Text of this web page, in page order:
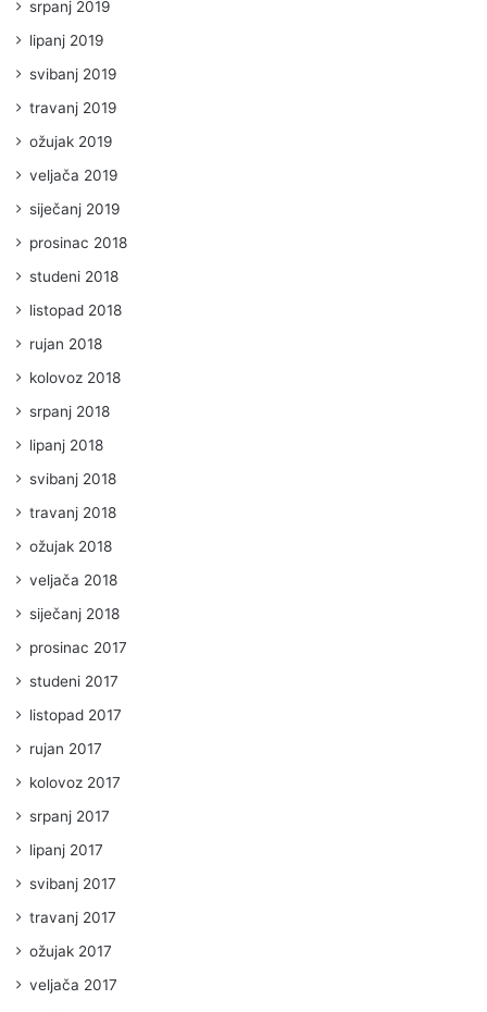
srpanj 2019
lipanj 2019
svibanj 2019
travanj 2019
ožujak 2019
veljača 2019
siječanj 2019
prosinac 2018
studeni 2018
listopad 2018
rujan 2018
kolovoz 2018
srpanj 2018
lipanj 2018
svibanj 2018
travanj 2018
ožujak 2018
veljača 2018
siječanj 2018
prosinac 2017
studeni 2017
listopad 2017
rujan 2017
kolovoz 2017
srpanj 2017
lipanj 2017
svibanj 2017
travanj 2017
ožujak 2017
veljača 2017